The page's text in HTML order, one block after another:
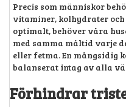
Precis som människor
vitaminer, kolhydrater
optimalt, behöver våra
med samma måltid varje
eller fetma. En mångsidig
balanserat intag av alla
Förhindrar